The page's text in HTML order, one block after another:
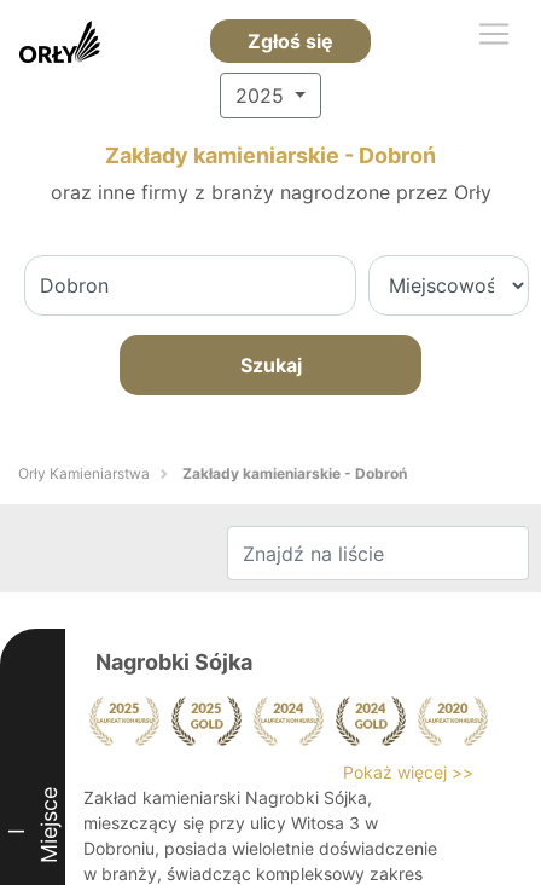
Zgłoś się
2025
Zakłady kamieniarskie - Dobroń
oraz inne firmy z branży nagrodzone przez Orły
Szukaj
Orły Kamieniarstwa Zakłady kamieniarskie - Dobroń
I Miejsce
Nagrobki Sójka
Pokaż więcej >>
Zakład kamieniarski Nagrobki Sójka,
mieszczący się przy ulicy Witosa 3 w
Dobroniu, posiada wieloletnie doświadczenie
w branży, świadcząc kompleksowy zakres